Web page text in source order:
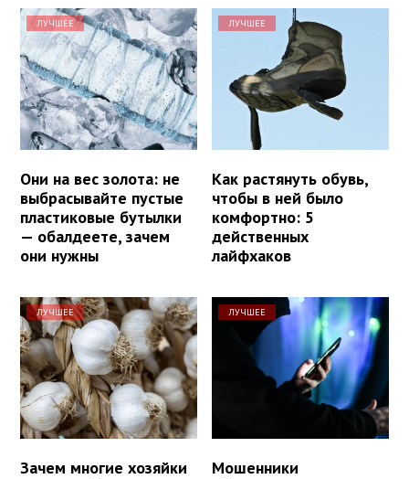
ЛУЧШЕЕ
Они на вес золота: не
выбрасывайте пустые
пластиковые бутылки
— обалдеете, зачем
они нужны
ЛУЧШЕЕ
Как растянуть обувь,
чтобы в ней было
комфортно: 5
действенных
лайфхаков
ЛУЧШЕЕ
Зачем многие хозяйки
ЛУЧШЕЕ
Мошенники